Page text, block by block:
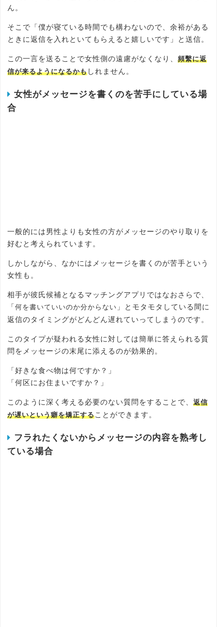
ん。
そこで「僕が寝ている時間でも構わないので、余裕がある
ときに返信を入れといてもらえると嬉しいです」と送信。
この一言を送ることで女性側の遠慮がなくなり、 頻繫に返
信が来るようになるかもしれません。
女性がメッセージを書くのを苦手にしている場
合
一般的には男性よりも女性の方がメッセージのやり取りを
好むと考えられています。
しかしながら、なかにはメッセージを書くのが苦手という
女性も。
相手が彼氏候補となるマッチングアプリではなおさらで、
「何を書いていいのか分からない 」とモタモタしている間に
返信のタイミングがどんどん遅れていってしまうのです。
このタイプが疑われる女性に対しては簡単に答えられる質
問をメッセージの末尾に添えるのが効果的。
「好きな食べ物は何ですか？」
「何区にお住まいですか？」
このように深く考える必要のない質問をすることで、 返信
が遅いという癖を矯正することができます。
フラれたくないからメッセージの内容を熟考し
ている場合